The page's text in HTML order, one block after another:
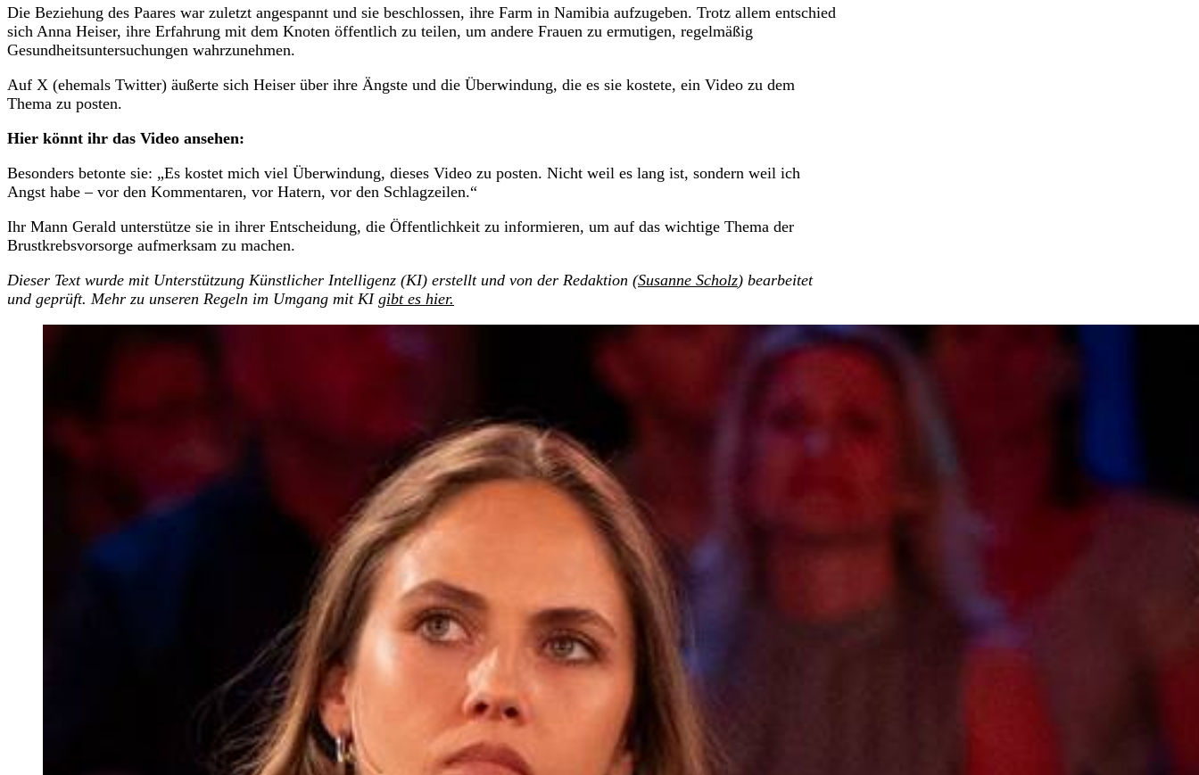
Die Beziehung des Paares war zuletzt angespannt und sie beschlossen, ihre Farm in Namibia aufzugeben. Trotz allem entschied
sich Anna Heiser, ihre Erfahrung mit dem Knoten öffentlich zu teilen, um andere Frauen zu ermutigen, regelmäßig
Gesundheitsuntersuchungen wahrzunehmen.
Auf X (ehemals Twitter) äußerte sich Heiser über ihre Ängste und die Überwindung, die es sie kostete, ein Video zu dem
Thema zu posten.
Hier könnt ihr das Video ansehen:
Besonders betonte sie: „Es kostet mich viel Überwindung, dieses Video zu posten. Nicht weil es lang ist, sondern weil ich
Angst habe – vor den Kommentaren, vor Hatern, vor den Schlagzeilen.“
Ihr Mann Gerald unterstütze sie in ihrer Entscheidung, die Öffentlichkeit zu informieren, um auf das wichtige Thema der
Brustkrebsvorsorge aufmerksam zu machen.
Dieser Text wurde mit Unterstützung Künstlicher Intelligenz (KI) erstellt und von der Redaktion (Susanne Scholz) bearbeitet
und geprüft. Mehr zu unseren Regeln im Umgang mit KI gibt es hier.